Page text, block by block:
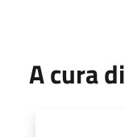
A cura di